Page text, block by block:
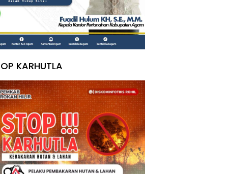
KARHUTLA